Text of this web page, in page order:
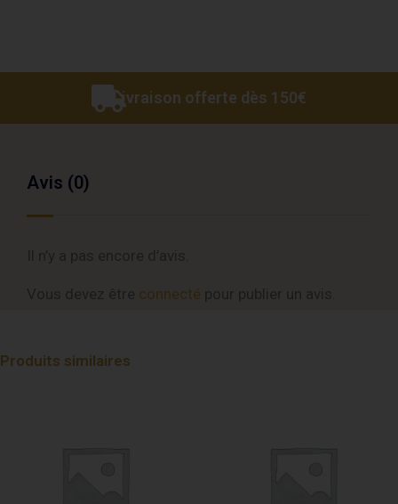
Livraison offerte dès 150€
Avis (0)
connecté
Produits similaires